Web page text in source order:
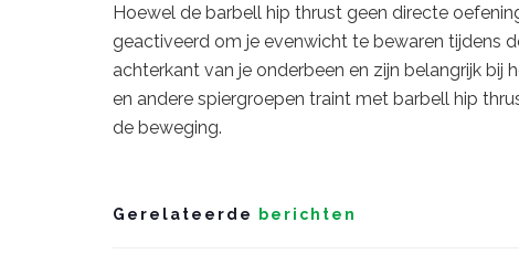
Hoewel de barbell hip thrust geen directe
geactiveerd om je evenwicht te bewaren tijdens
achterkant van je onderbeen en zijn belangrijk bij
en andere spiergroepen traint met barbell hip
de beweging.
Gerelateerde berichten